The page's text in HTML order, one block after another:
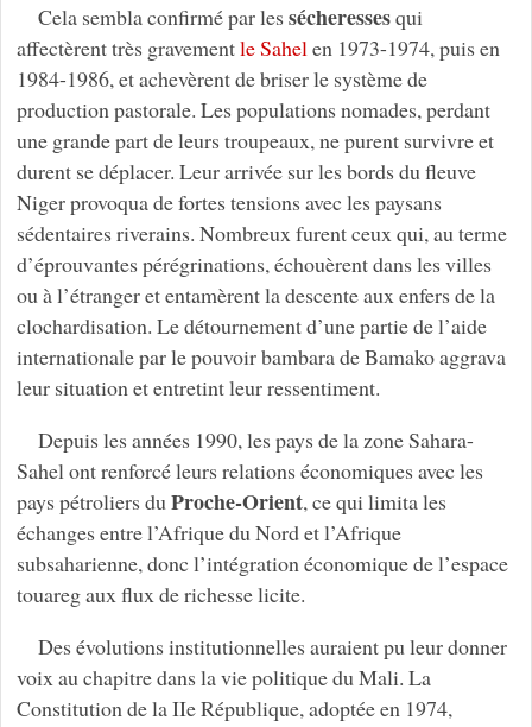
Cela sembla confirmé par les sécheressesqui
affectèrent très gravementle Sahelen 1973-1974, puis en
1984-1986, et achevèrent de briser le système de
production pastorale. Les populations nomades, perdant
une grande part de leurs troupeaux, ne purent survivre et
durent se déplacer. Leur arrivée sur les bords du fleuve
Niger provoqua de fortes tensions avec les paysans
sédentaires riverains. Nombreux furent ceux qui, au terme
d’éprouvantes pérégrinations, échouèrent dans les villes
ou à l’étranger et entamèrent la descente aux enfers de la
clochardisation. Le détournement d’une partie de l’aide
internationale par le pouvoir bambara de Bamako aggrava
leur situation et entretint leur ressentiment.
Depuis les années 1990, les pays de la zone Sahara-
Sahel ont renforcé leurs relations économiques avec les
pays pétroliers duProche-Orient, ce qui limita les
échanges entre l’Afrique du Nord et l’Afrique
subsaharienne, donc l’intégration économique de l’espace
touareg aux flux de richesse licite.
Des évolutions institutionnelles auraient pu leur donner
voix au chapitre dans la vie politique du Mali. La
Constitution de la IIe République, adoptée en 1974,